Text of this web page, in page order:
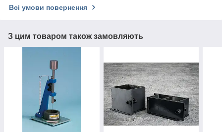
Всі умови повернення
З цим товаром також замовляють